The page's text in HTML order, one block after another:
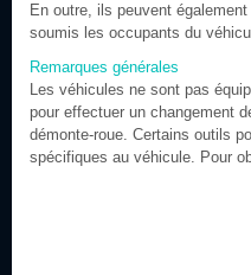
En outre, ils peuvent
soumis les occupants du
Remarques générales
Les véhicules ne sont pas
pour effectuer un changement
démonte-roue. Certains outils
spécifiques au véhicule. Pour